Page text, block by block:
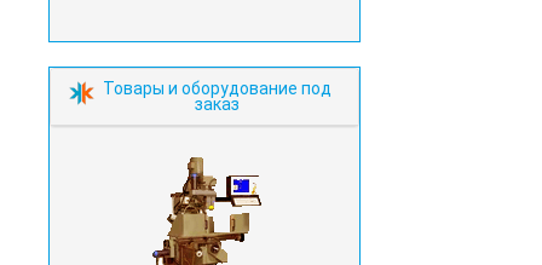
Товары и оборудование под
заказ